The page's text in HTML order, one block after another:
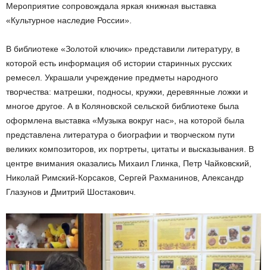
Мероприятие сопровождала яркая книжная выставка
«Культурное наследие России».
В библиотеке «Золотой ключик» представили литературу, в
которой есть информация об истории старинных русских
ремесел. Украшали учреждение предметы народного
творчества: матрешки, подносы, кружки, деревянные ложки и
многое другое. А в Коляновской сельской библиотеке была
оформлена выставка «Музыка вокруг нас», на которой была
представлена литература о биографии и творческом пути
великих композиторов, их портреты, цитаты и высказывания. В
центре внимания оказались Михаил Глинка, Петр Чайковский,
Николай Римский-Корсаков, Сергей Рахманинов, Александр
Глазунов и Дмитрий Шостакович.